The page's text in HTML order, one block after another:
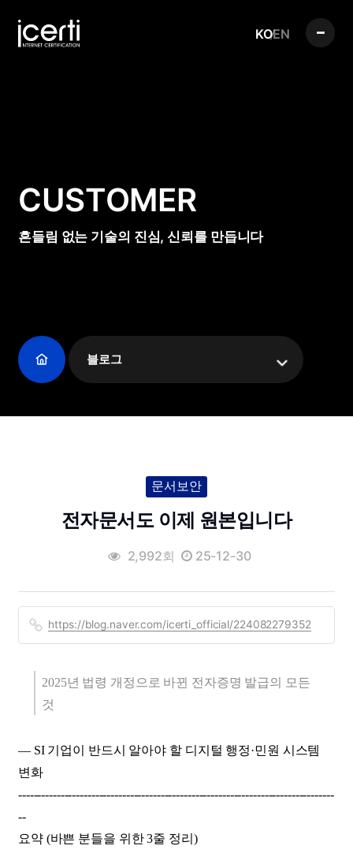
KOEN
CUSTOMER
흔들림 없는 기술의 진심, 신뢰를 만듭니다
블로그
문서보안
전자문서도 이제 원본입니다
2,992회 25-12-30
https://blog.naver.com/icerti_official/224082279352
2025년 법령 개정으로 바뀐 전자증명 발급의 모든
것
— SI 기업이 반드시 알아야 할 디지털 행정·민원 시스템
변화
----------------------------------------------------------------------------------
--
요약 (바쁜 분들을 위한 3줄 정리)